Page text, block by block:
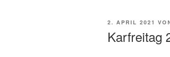
VERÖFFENTLICHT
2. APRIL 2021
Karfreitag